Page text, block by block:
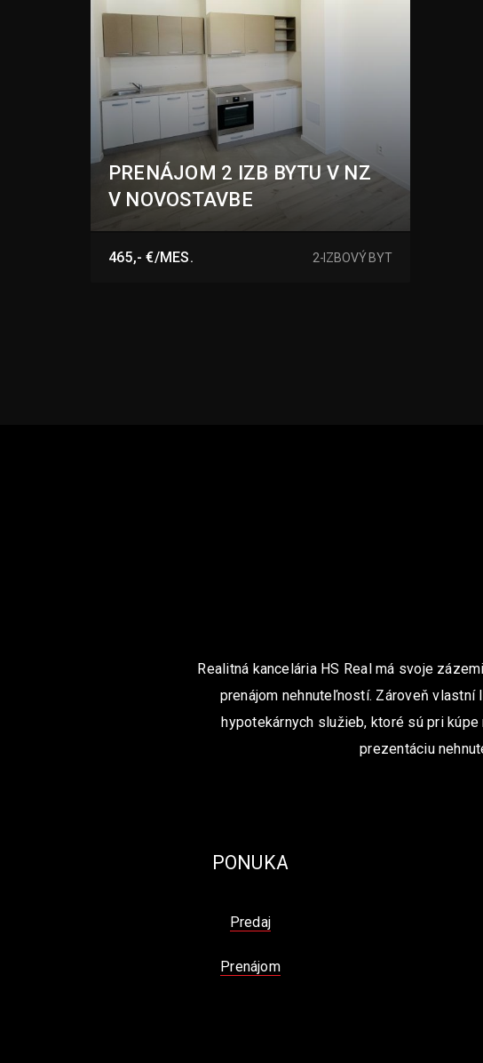
PRENÁJOM 2 IZB BYTU V NZ
V NOVOSTAVBE
Nové Zámky
2-IZBOVÝ BYT
465,- €/MES.
Realitná kancelária HS Real má svoje
prenájom nehnuteľností. Zároveň vlastní
hypotekárnych služieb, ktoré sú pri
prezentáciu
PONUKA
Predaj
Prenájom